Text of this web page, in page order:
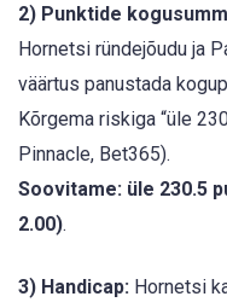
2) Punktide
Hornetsi ründejõudu ja
väärtus panustada
Kõrgema riskiga “üle
Pinnacle, Bet365).
Soovitame: üle 230.5
2.00).
3) Handicap: Hornetsi